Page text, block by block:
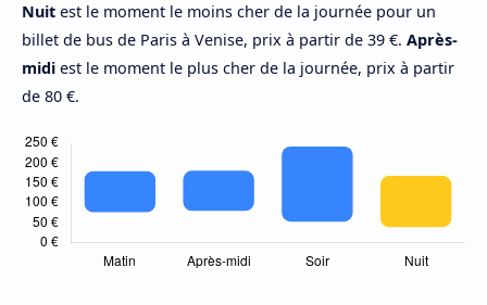
Nuit est le moment le moins cher de la journée pour un
billet de bus de Paris à Venise, prix à partir de 39 €. Après-
midi est le moment le plus cher de la journée, prix à partir
de 80 €.